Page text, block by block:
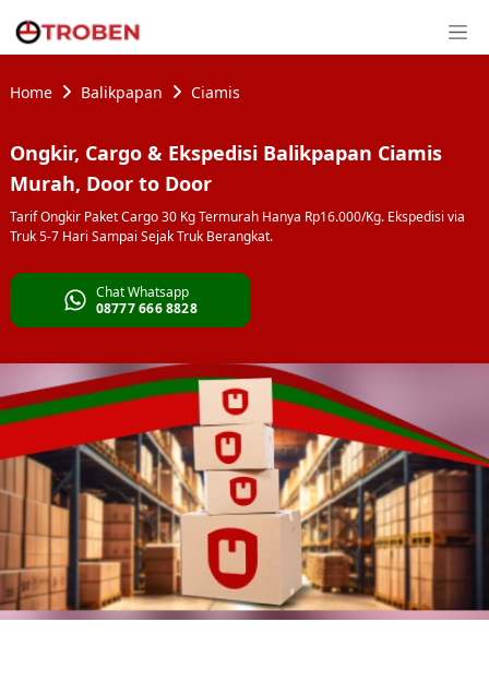
Home Balikpapan Ciamis
Ongkir, Cargo & Ekspedisi Balikpapan Ciamis
Murah, Door to Door
Tarif Ongkir Paket Cargo 30 Kg Termurah Hanya Rp16.000/Kg. Ekspedisi via
Truk 5-7 Hari Sampai Sejak Truk Berangkat.
Chat Whatsapp
08777 666 8828